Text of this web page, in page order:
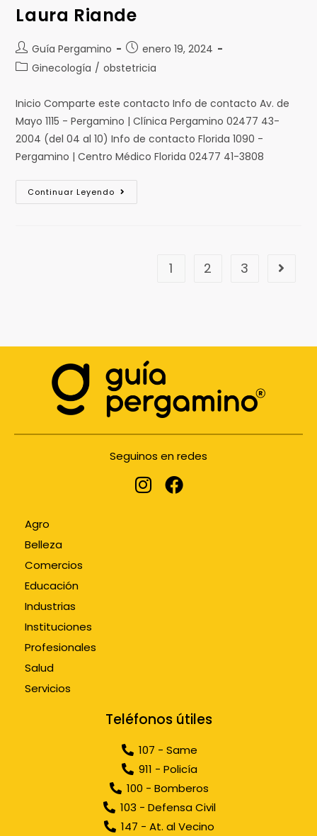
Laura Riande
Guía Pergamino
enero 19, 2024
Ginecología / obstetricia
Inicio Comparte este contacto Info de contacto Av. de
Mayo 1115 - Pergamino | Clínica Pergamino 02477 43-
2004 (del 04 al 10) Info de contacto Florida 1090 -
Pergamino | Centro Médico Florida 02477 41-3808
Continuar Leyendo
1 2 3
Seguinos en redes
Agro
Belleza
Comercios
Educación
Industrias
Instituciones
Profesionales
Salud
Servicios
Teléfonos útiles
107 - Same
911 - Policía
100 - Bomberos
103 - Defensa Civil
147 - At. al Vecino